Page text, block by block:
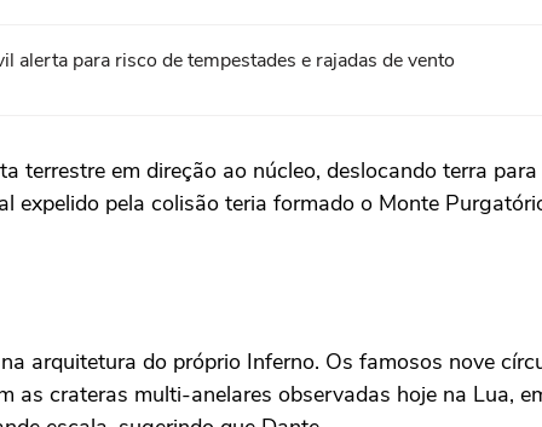
para risco de tempestades e rajadas de vento
terrestre em direção ao núcleo, deslocando terra
pela colisão teria formado o Monte
arquitetura do próprio Inferno. Os famosos nove
as crateras multi-anelares observadas hoje na Lua,